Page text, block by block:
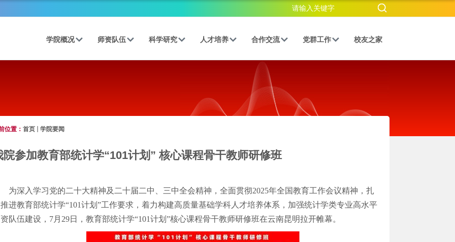
学院概况 师资队伍 科学研究 人才培养 合作交流 党群工作 校友之家
位置： 首页 学院要闻
院参加教育部统计学“101计划” 核心课程骨干教师研修班
为深入学习党的二十大精神及二十届二中、三中全会精神，全面贯彻2025年全国教育工作会议精神，扎
进教育部统计学“101计划”工作要求，着力构建高质量基础学科人才培养体系，加强统计学类专业高水平
队伍建设，7月29日，教育部统计学“101计划”核心课程骨干教师研修班在云南昆明拉开帷幕。